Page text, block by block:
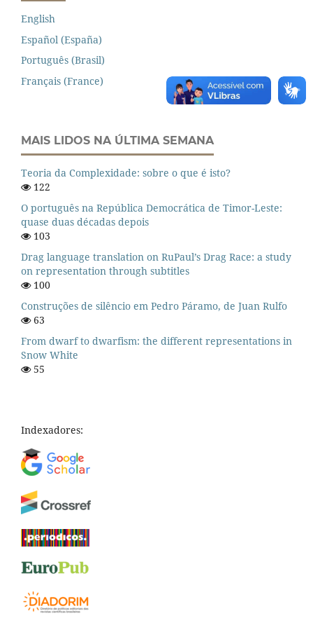
English
Español (España)
Português (Brasil)
Français (France)
MAIS LIDOS NA ÚLTIMA SEMANA
Teoria da Complexidade: sobre o que é isto?
122
O português na República Democrática de Timor-Leste:
quase duas décadas depois
103
Drag language translation on RuPaul’s Drag Race: a study
on representation through subtitles
100
Construções de silêncio em Pedro Páramo, de Juan Rulfo
63
From dwarf to dwarfism: the different representations in
Snow White
55
Indexadores: